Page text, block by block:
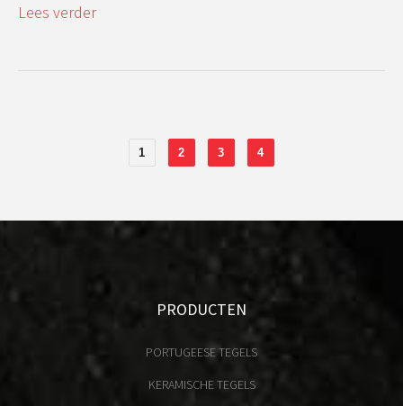
Lees verder
1 2 3 4
PRODUCTEN
PORTUGEESE TEGELS
KERAMISCHE TEGELS